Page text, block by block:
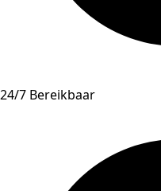
24/7 Bereikbaar